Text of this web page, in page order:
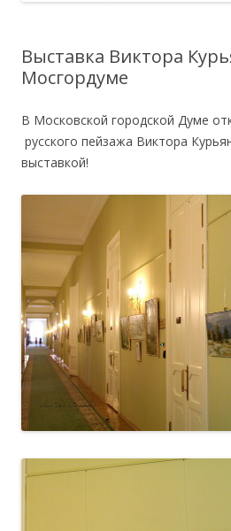
Выставка Виктора
Мосгордуме
В Московской городской Думе
русского пейзажа Виктора
выставкой!